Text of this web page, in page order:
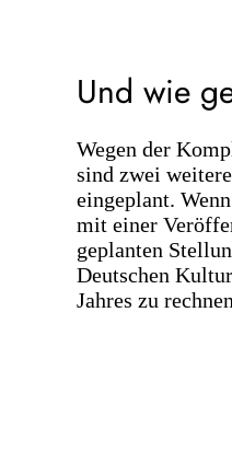
Und wie
Wegen der
sind zwei
eingeplant.
mit einer
geplanten
Deutschen
Jahres zu